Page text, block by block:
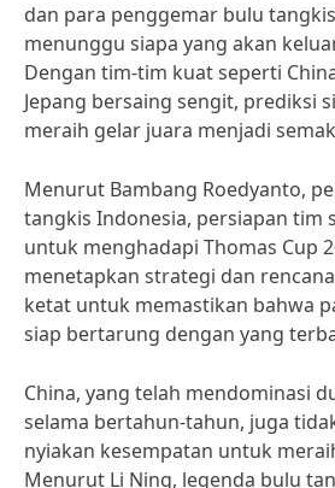
dan para penggemar bulu
menunggu siapa yang akan
Dengan tim-tim kuat seperti
Jepang bersaing sengit, prediksi
meraih gelar juara menjadi
Menurut Bambang Roedyanto,
tangkis Indonesia, persiapan tim
untuk menghadapi Thomas Cup
menetapkan strategi dan
ketat untuk memastikan bahwa
siap bertarung dengan yang
China, yang telah mendominasi
selama bertahun-tahun, juga
nyiakan kesempatan untuk
Menurut Li Ning, legenda bulu